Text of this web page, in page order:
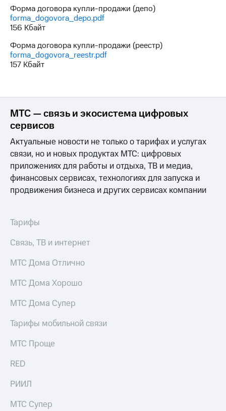
Форма договора купли-продажи (депо)
forma_dogovora_depo.pdf
156 Кбайт
Форма договора купли-продажи (реестр)
forma_dogovora_reestr.pdf
157 Кбайт
МТС — связь и экосистема цифровых
сервисов
Актуальные новости не только о тарифах и услугах
связи, но и новых продуктах МТС: цифровых
приложениях для работы и отдыха, ТВ и медиа,
финансовых сервисах, технологиях для запуска и
продвижения бизнеса и других сервисах компании
Тарифы
Связь, ТВ и интернет
МТС Дома Отлично
МТС Дома Хорошо
МТС Дома Супер
Тарифы мобильной связи
МТС Проще
RED
РИИЛ
МТС Супер